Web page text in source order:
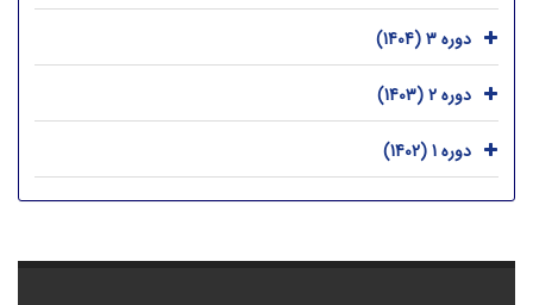
دوره 3 (1404)
دوره 2 (1403)
دوره 1 (1402)